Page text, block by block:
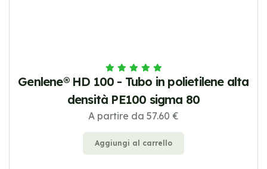
Genlene® HD 100 - Tubo in polietilene alta
densità PE100 sigma 80
A partire da 57.60 €
Aggiungi al carrello